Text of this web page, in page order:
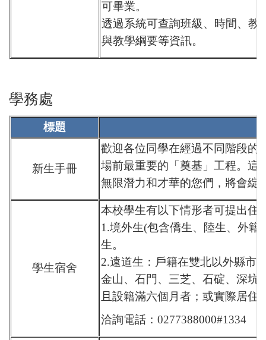
可畢業。
透過系統可查詢班級、時間、教
與教學綱要等資訊。
學務處
標題
新生手冊
歡迎各位同學在經過不同階段的
場前最重要的「奠基」工程。這
無限潛力和才華的您們，將會綻
學生宿舍
本校學生有以下情形者可提出住
1.境外生(包含僑生、陸生、外
生。
2.遠道生：戶籍在雙北以外縣市
金山、石門、三芝、石碇、深坑
且設籍滿六個月者；或實際居住
洽詢電話：0277388000#1334